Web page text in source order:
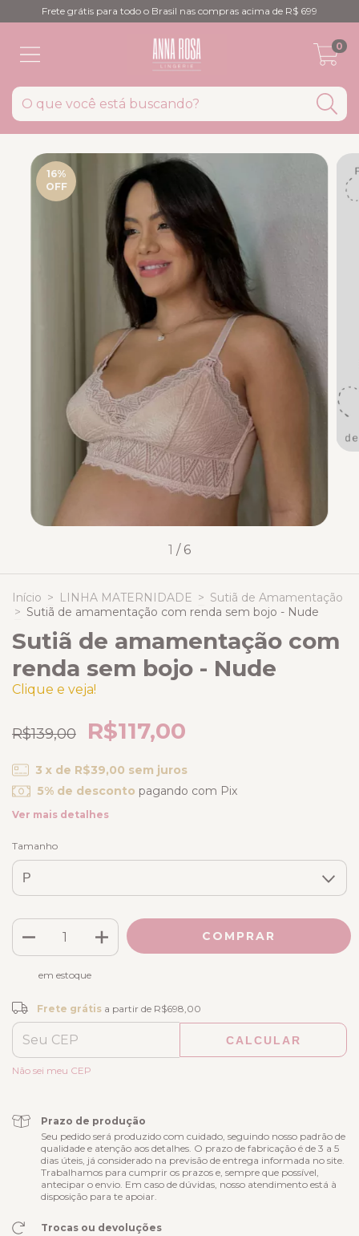
Frete grátis para todo o Brasil nas compras acima de R$ 699
0
16%
OFF
1 / 6
Início > LINHA MATERNIDADE > Sutiã de Amamentação
> Sutiã de amamentação com renda sem bojo - Nude
Sutiã de amamentação com
renda sem bojo - Nude
Clique e veja!
R$139,00 R$117,00
3 x de R$39,00 sem juros
5% de desconto pagando com Pix
Ver mais detalhes
Tamanho
em estoque
Frete grátis R$698,00
Entregas para o CEP: ALTERAR CEP
Frete grátisa partir de R$698,00
CALCULAR
Não sei meu CEP
Prazo de produção
Seu pedido será produzido com cuidado, seguindo nosso padrão de
qualidade e atenção aos detalhes. O prazo de fabricação é de 3 a 5
dias úteis, já considerado na previsão de entrega informada no site.
Trabalhamos para cumprir os prazos e, sempre que possível,
antecipar o envio. Em caso de dúvidas, nosso atendimento está à
disposição para te apoiar.
Trocas ou devoluções